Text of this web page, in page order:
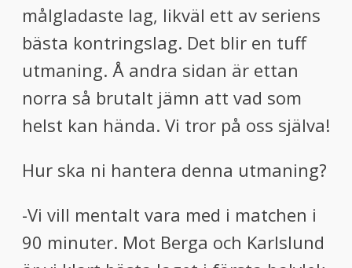
målgladaste lag, likväl ett av seriens
bästa kontringslag. Det blir en tuff
utmaning. Å andra sidan är ettan
norra så brutalt jämn att vad som
helst kan hända. Vi tror på oss själva!
Hur ska ni hantera denna utmaning?
-Vi vill mentalt vara med i matchen i
90 minuter. Mot Berga och Karlslund